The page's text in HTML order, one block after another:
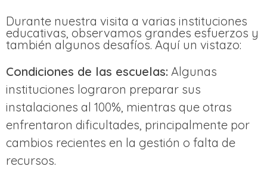
Durante nuestra visita a varias instituciones
educativas, observamos grandes esfuerzos y
también algunos desafíos. Aquí un vistazo:
Condiciones de las escuelas: Algunas
instituciones lograron preparar sus
instalaciones al 100%, mientras que otras
enfrentaron dificultades, principalmente por
cambios recientes en la gestión o falta de
recursos.